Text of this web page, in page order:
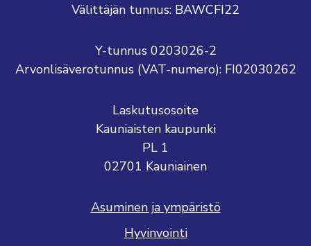
Välittäjän tunnus: BAWCFI22
Y-tunnus 0203026-2
Arvonlisäverotunnus (VAT-numero): FI02030262
Laskutusosoite
Kauniaisten kaupunki
PL 1
02701 Kauniainen
Asuminen ja ympäristö
Hyvinvointi